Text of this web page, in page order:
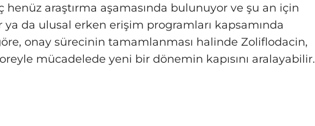
henüz araştırma aşamasında bulunuyor ve şu an için
ya da ulusal erken erişim programları kapsamında
onay sürecinin tamamlanması halinde Zoliflodacin,
mücadelede yeni bir dönemin kapısını aralayabilir.